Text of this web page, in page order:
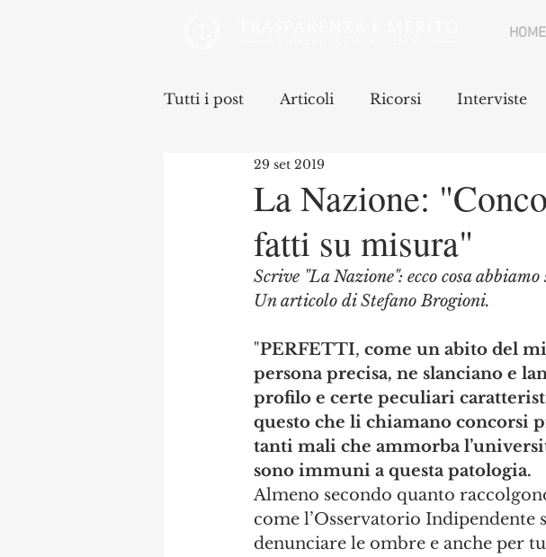
HOME
Tutti i post Articoli Ricorsi Interviste
La Nazione:
fatti su misura"
29 set 2019
Scrive "La Nazione": ecco cosa
Un articolo di Stefano Brogioni.
"PERFETTI, come un abito del
persona precisa, ne slanciano e
profilo e certe peculiari
questo che li chiamano concorsi
tanti mali che ammorba
sono immuni a questa patologia.
Almeno secondo quanto
come l’Osservatorio
denunciare le ombre e anche per